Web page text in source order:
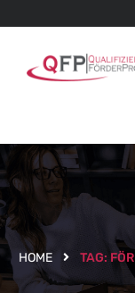
HOME TAG: